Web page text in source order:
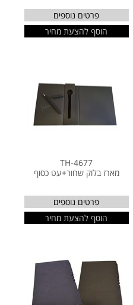
פרטים נוספים
הוסף להצעת מחיר
TH-4677
מארז בלוק שחור+עט כסוף
פרטים נוספים
הוסף להצעת מחיר